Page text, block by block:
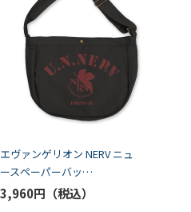
エヴァンゲリオン NERV ニュ
ースペーパーバッ
グ/BLACK（COSPA）
3,960円